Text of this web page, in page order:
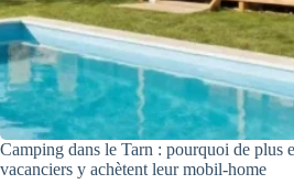
Camping dans le Tarn : pourquoi de plus
vacanciers y achètent leur mobil-home